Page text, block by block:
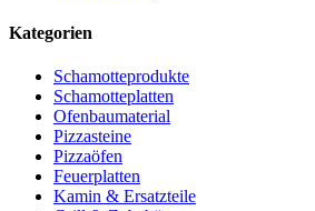
Kategorien
Schamotteprodukte
Schamotteplatten
Ofenbaumaterial
Pizzasteine
Pizzaöfen
Feuerplatten
Kamin & Ersatzteile